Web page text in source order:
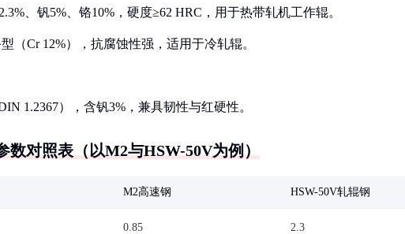
、钒5%、铬10%，硬度≥62 HRC，用于热带轧机工作辊。
（Cr 12%），抗腐蚀性强，适用于冷轧辊。
1.2367），含钒3%，兼具韧性与红硬性。
数对照表（以M2与HSW-50V为例）
M2高速钢 HSW-50V轧辊钢
0.85 2.3